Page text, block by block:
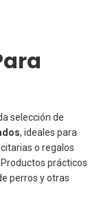
selección de
, ideales para
o regalos
prácticos
perros y otras